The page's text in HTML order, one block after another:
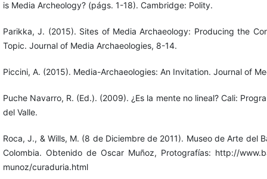
is Media Archeology? (págs. 1-18). Cambridge: Polity.
Parikka, J. (2015). Sites of Media Archaeology: Producing the
Topic. Journal of Media Archaeologies, 8-14.
Piccini, A. (2015). Media-Archaeologies: An Invitation. Journal of
Puche Navarro, R. (Ed.). (2009). ¿Es la mente no lineal? Cali:
del Valle.
Roca, J., & Wills, M. (8 de Diciembre de 2011). Museo de Arte del
Colombia. Obtenido de Oscar Muñoz, Protografías: http://
munoz/curaduria.html